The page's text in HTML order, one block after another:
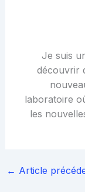
Je suis
découvrir
laboratoire
les
← Article